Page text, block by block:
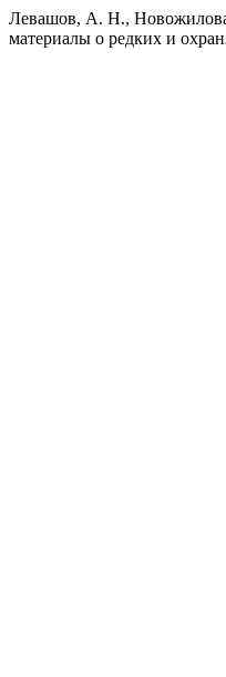
Левашов, А. Н.,
материалы о редких и